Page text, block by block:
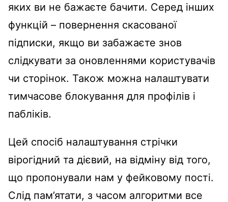
яких ви не бажаєте бачити. Серед інших
функцій – повернення скасованої
підписки, якщо ви забажаєте знов
слідкувати за оновленнями користувачів
чи сторінок. Також можна налаштувати
тимчасове блокування для профілів і
пабліків.
Цей спосіб налаштування стрічки
вірогідний та дієвий, на відміну від того,
що пропонували нам у фейковому пості.
Слід пам’ятати, з часом алгоритми все